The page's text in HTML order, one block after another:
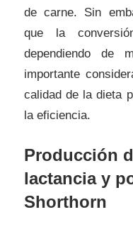
de carne. Sin
que la
dependiendo de
importante
calidad de la dieta
la eficiencia.
Producción
lactancia y
Shorthorn